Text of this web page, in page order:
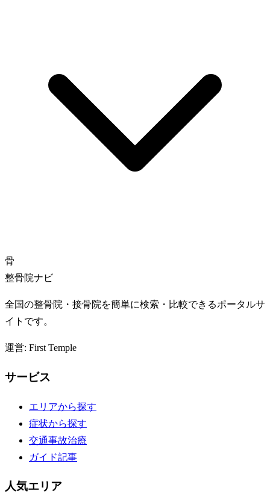
骨
整骨院ナビ
全国の整骨院・接骨院を簡単に検索・比較できるポータルサ
イトです。
運営: First Temple
サービス
エリアから探す
症状から探す
交通事故治療
ガイド記事
人気エリア